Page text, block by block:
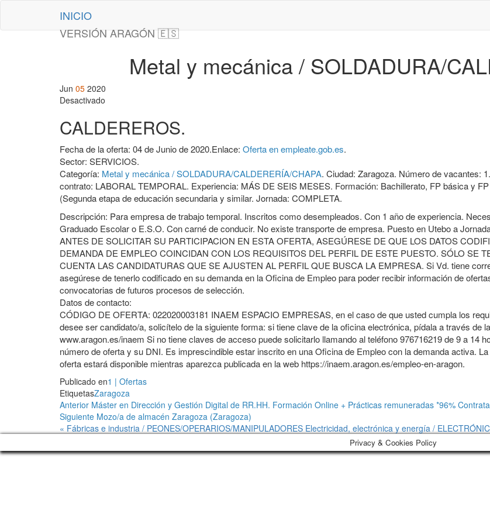
contenido
INICIO
VERSIÓN ARAGÓN 🇪🇸
Metal y mecánica / SOLDADURA/
Jun 05 2020
Desactivado
CALDEREROS.
Fecha de la oferta: 04 de Junio de 2020.Enlace: Oferta en empleate.gob.es.
Sector: SERVICIOS.
Categoría: Metal y mecánica / SOLDADURA/CALDERERÍA/CHAPA. Ciudad: Zaragoza. Número de vacantes: 1.
contrato: LABORAL TEMPORAL. Experiencia: MÁS DE SEIS MESES. Formación: Bachillerato, FP básica y
(Segunda etapa de educación secundaria y similar. Jornada: COMPLETA.
Descripción: Para empresa de trabajo temporal. Inscritos como desempleados. Con 1 año de experiencia.
Graduado Escolar o E.S.O. Con carné de conducir. No existe transporte de empresa. Puesto en Utebo a
ANTES DE SOLICITAR SU PARTICIPACION EN ESTA OFERTA, ASEGÚRESE DE QUE LOS DATOS
DEMANDA DE EMPLEO COINCIDAN CON LOS REQUISITOS DEL PERFIL DE ESTE PUESTO. SÓLO SE
CUENTA LAS CANDIDATURAS QUE SE AJUSTEN AL PERFIL QUE BUSCA LA EMPRESA. Si Vd. tiene
asegúrese de tenerlo codificado en su demanda en la Oficina de Empleo para poder recibir información de
convocatorias de futuros procesos de selección.
Datos de contacto:
CÓDIGO DE OFERTA: 022020003181 INAEM ESPACIO EMPRESAS, en el caso de que usted cumpla los
desee ser candidato/a, solicítelo de la siguiente forma: si tiene clave de la oficina electrónica, pídala a través de
www.aragon.es/inaem Si no tiene claves de acceso puede solicitarlo llamando al teléfono 976716219 de 9 a 14
número de oferta y su DNI. Es imprescindible estar inscrito en una Oficina de Empleo con la demanda activa.
oferta estará disponible mientras aparezca publicada en la web https://inaem.aragon.es/empleo-en-aragon.
Publicado en1 | Ofertas
EtiquetasZaragoza
Navegación
de
entradas
Entrada
anterior
Anterior Máster en Dirección y Gestión Digital de RR.HH. Formación Online + Prácticas remuneradas *96%
Entrada
siguiente
Siguiente Mozo/a de almacén Zaragoza (Zaragoza)
« Fábricas e industria / PEONES/OPERARIOS/MANIPULADORES Electricidad, electrónica y energía /
Privacy & Cookies Policy